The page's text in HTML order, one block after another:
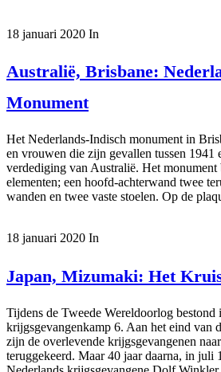
18 januari 2020 In
Australië, Brisbane:
Monument
Het Nederlands-Indisch monument in
en vrouwen die zijn gevallen tussen 1941
verdediging van Australië. Het
elementen; een hoofd-achterwand twee
wanden en twee vaste stoelen. Op de
18 januari 2020 In
Japan, Mizumaki: Het
Tijdens de Tweede Wereldoorlog
krijgsgevangenkamp 6. Aan het eind van
zijn de overlevende krijgsgevangenen
teruggekeerd. Maar 40 jaar daarna, in